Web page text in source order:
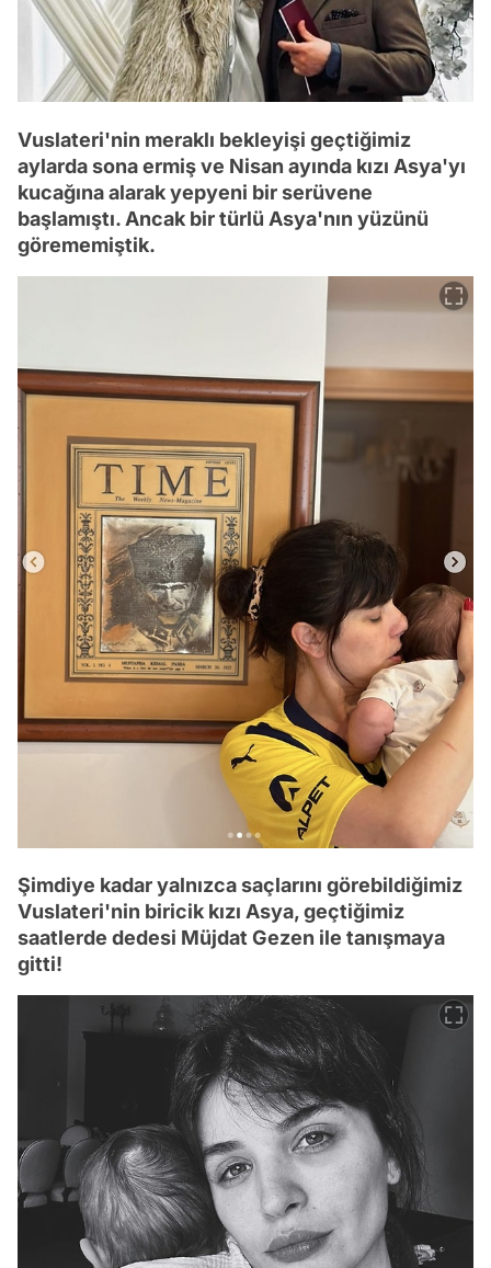
Vuslateri'nin meraklı bekleyişi geçtiğimiz
aylarda sona ermiş ve Nisan ayında kızı Asya'yı
kucağına alarak yepyeni bir serüvene
başlamıştı. Ancak bir türlü Asya'nın yüzünü
görememiştik.
Şimdiye kadar yalnızca saçlarını görebildiğimiz
Vuslateri'nin biricik kızı Asya, geçtiğimiz
saatlerde dedesi Müjdat Gezen ile tanışmaya
gitti!